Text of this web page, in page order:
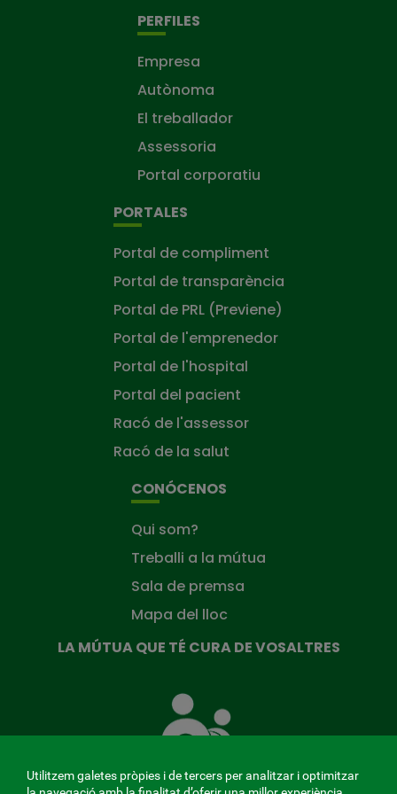
PERFILES
Empresa
Autònoma
El treballador
Assessoria
Portal corporatiu
PORTALES
Portal de compliment
Portal de transparència
Portal de PRL (Previene)
Portal de l'emprenedor
Portal de l'hospital
Portal del pacient
Racó de l'assessor
Racó de la salut
CONÓCENOS
Qui som?
Treballi a la mútua
Sala de premsa
Mapa del lloc
LA MÚTUA QUE TÉ CURA DE VOSALTRES
Mútua
que
de
Utilitzem galetes pròpies i de tercers per analitzar i optimitzar